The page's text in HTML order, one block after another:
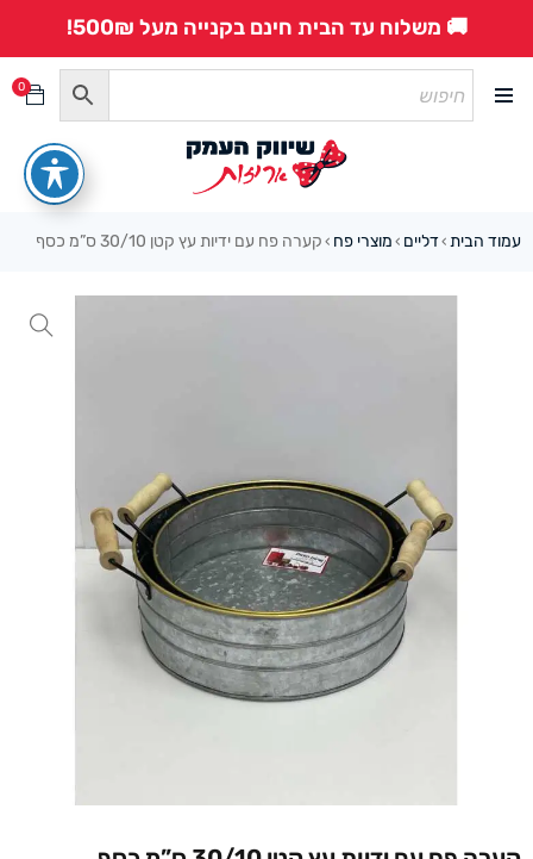
🚚 משלוח עד הבית חינם בקנייה מעל 500₪!
0
עמוד הבית ›דליים › מוצרי פח › קערה פח עם ידיות עץ קטן 30/10 ס”מ כסף